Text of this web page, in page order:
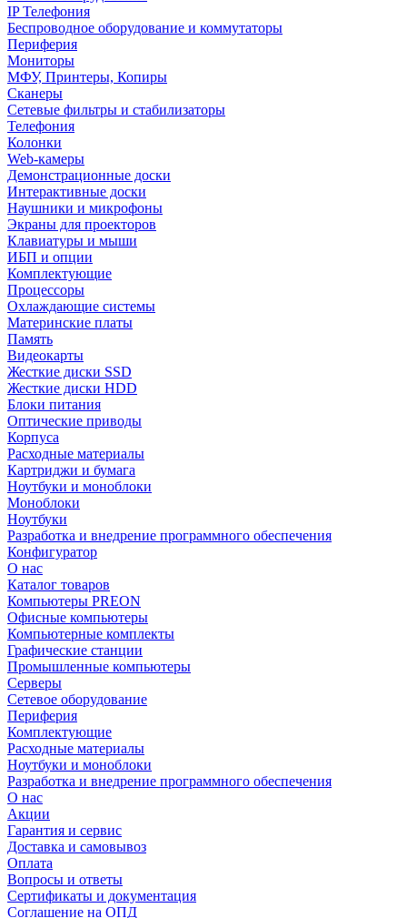
IP Телефония
Беспроводное оборудование и коммутаторы
Периферия
Мониторы
МФУ, Принтеры, Копиры
Сканеры
Сетевые фильтры и стабилизаторы
Телефония
Колонки
Web-камеры
Демонстрационные доски
Интерактивные доски
Наушники и микрофоны
Экраны для проекторов
Клавиатуры и мыши
ИБП и опции
Комплектующие
Процессоры
Охлаждающие системы
Материнские платы
Память
Видеокарты
Жесткие диски SSD
Жесткие диски HDD
Блоки питания
Оптические приводы
Корпуса
Расходные материалы
Картриджи и бумага
Ноутбуки и моноблоки
Моноблоки
Ноутбуки
Разработка и внедрение программного обеспечения
Конфигуратор
О нас
Каталог товаров
Компьютеры PREON
Офисные компьютеры
Компьютерные комплекты
Графические станции
Промышленные компьютеры
Серверы
Сетевое оборудование
Периферия
Комплектующие
Расходные материалы
Ноутбуки и моноблоки
Разработка и внедрение программного обеспечения
О нас
Акции
Гарантия и сервис
Доставка и самовывоз
Оплата
Вопросы и ответы
Сертификаты и документация
Соглашение на ОПД